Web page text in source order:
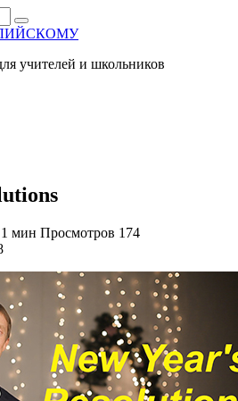
учителей и школьников
1 мин Просмотров 174